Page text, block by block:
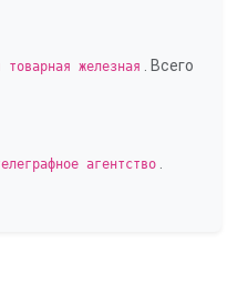
товарная железная
. Всего
агентство